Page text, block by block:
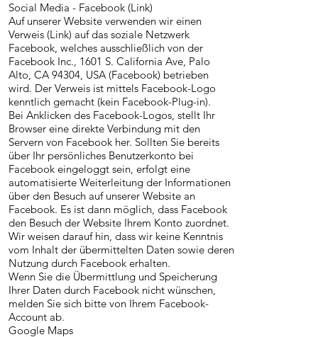
Social Media - Facebook (Link)
Auf unserer Website verwenden wir einen
Verweis (Link) auf das soziale Netzwerk
Facebook, welches ausschließlich von der
Facebook Inc., 1601 S. California Ave, Palo
Alto, CA 94304, USA (Facebook) betrieben
wird. Der Verweis ist mittels Facebook-Logo
kenntlich gemacht (kein Facebook-Plug-in).
Bei Anklicken des Facebook-Logos, stellt Ihr
Browser eine direkte Verbindung mit den
Servern von Facebook her. Sollten Sie bereits
über Ihr persönliches Benutzerkonto bei
Facebook eingeloggt sein, erfolgt eine
automatisierte Weiterleitung der Informationen
über den Besuch auf unserer Website an
Facebook. Es ist dann möglich, dass Facebook
den Besuch der Website Ihrem Konto zuordnet.
Wir weisen darauf hin, dass wir keine Kenntnis
vom Inhalt der übermittelten Daten sowie deren
Nutzung durch Facebook erhalten.
Wenn Sie die Übermittlung und Speicherung
Ihrer Daten durch Facebook nicht wünschen,
melden Sie sich bitte von Ihrem Facebook-
Account ab.
Google Maps